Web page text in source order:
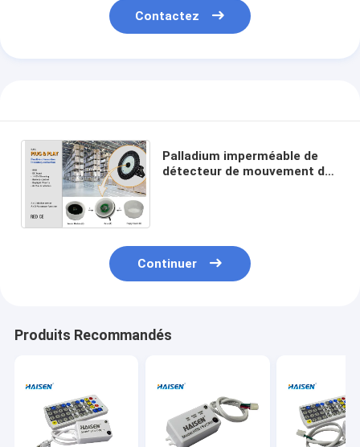
Contactez
Palladium imperméable de
détecteur de mouvement de
Continuer
Produits Recommandés